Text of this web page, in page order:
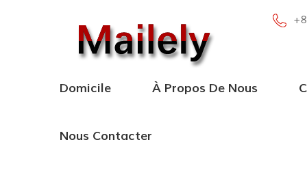
Domicile À Propos De Nous
Nous Contacter